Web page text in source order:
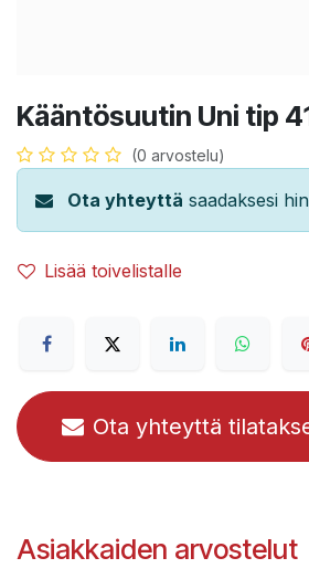
Kääntösuutin Uni tip
(0 arvostelu)
Ota yhteyttä saadaksesi
Lisää toivelistalle
Ota yhteyttä
Asiakkaiden arvostelut